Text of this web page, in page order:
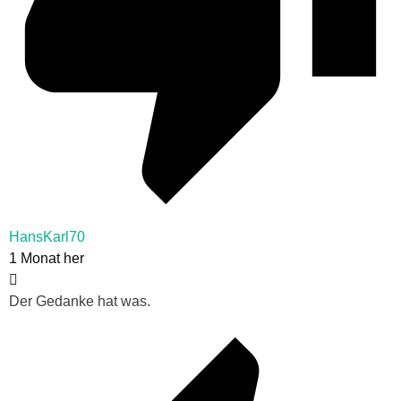
HansKarl70
1 Monat her
Der Gedanke hat was.